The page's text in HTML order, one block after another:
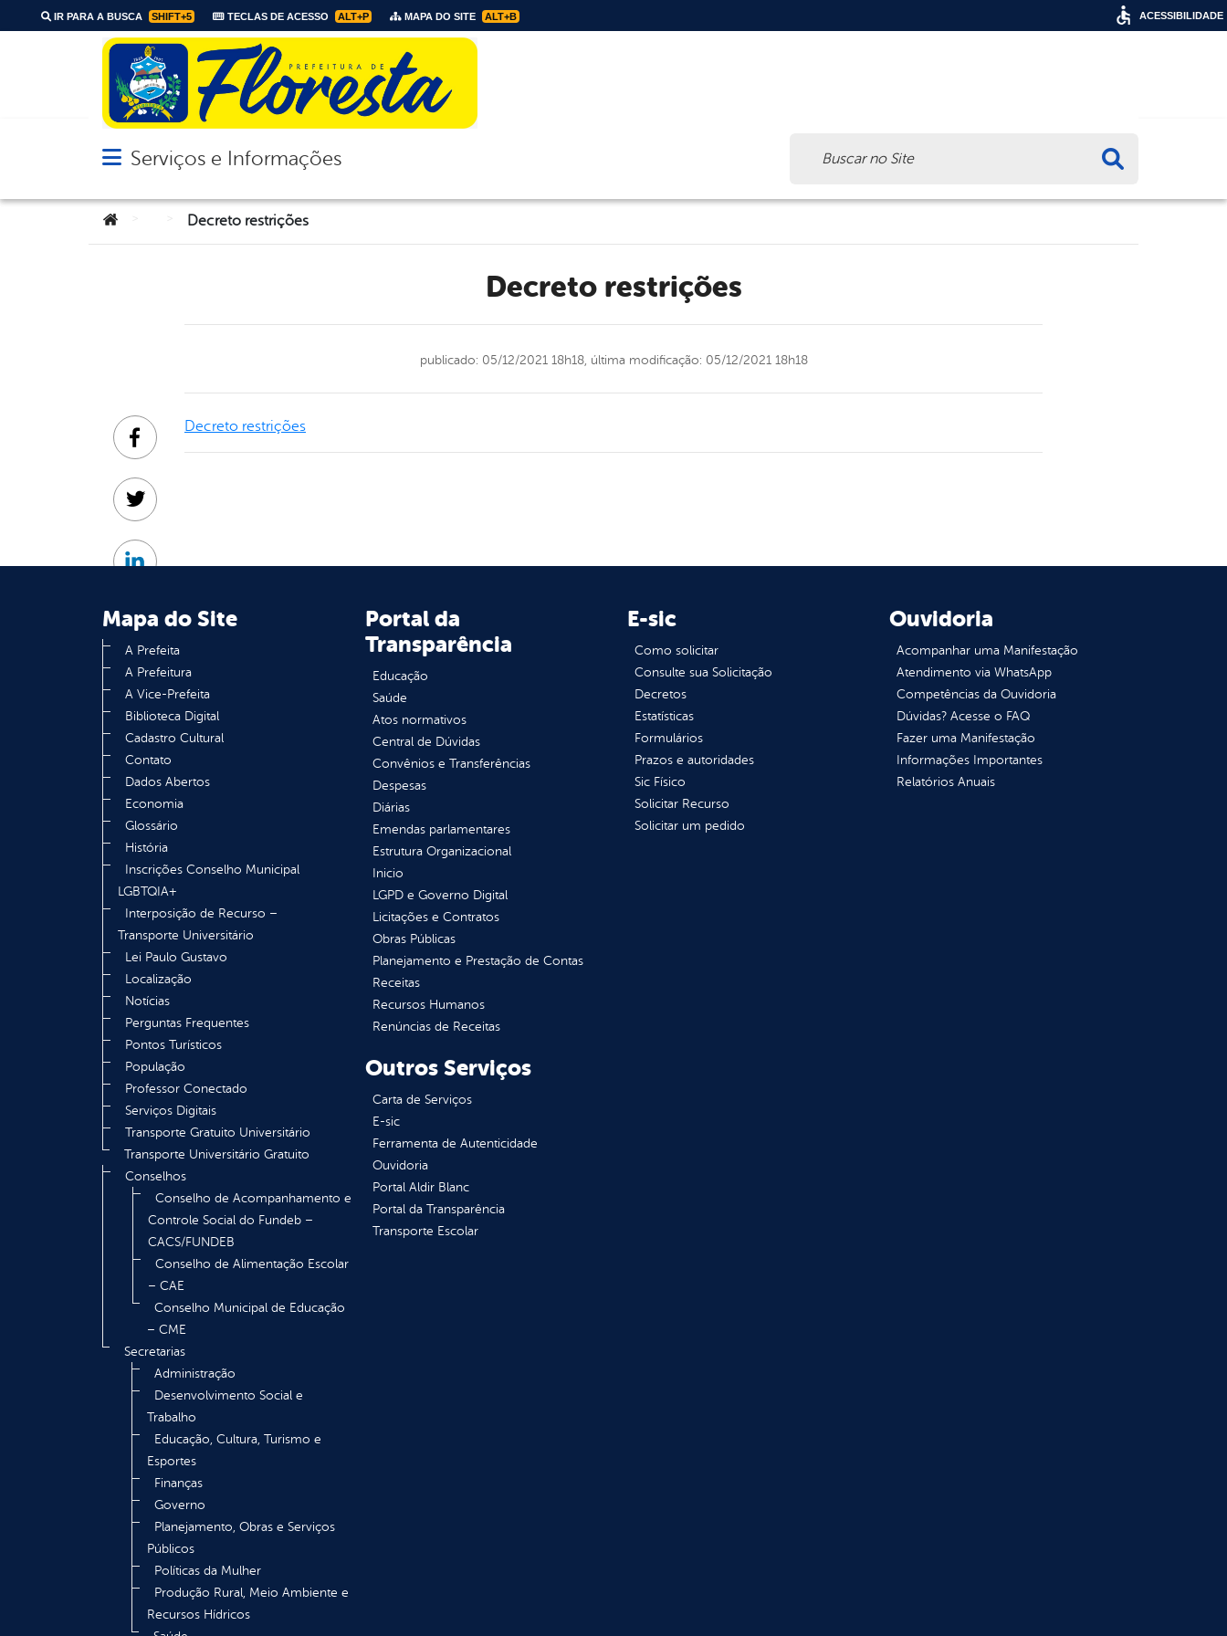
IR PARA A BUSCA SHIFT+5 TECLAS DE ACESSO ALT+P MAPA DO SITE ALT+B
Abrir menu principal de navegação
Serviços e Informações
Você está aqui:Decreto restrições
Decreto restrições
publicado: 05/12/2021 18h18, última modificação: 05/12/2021 18h18
Decreto restrições
Facebook
Twitter
Linkedin
Mapa do Site
A Prefeita
A Prefeitura
A Vice-Prefeita
Biblioteca Digital
Cadastro Cultural
Contato
Dados Abertos
Economia
Glossário
História
Inscrições Conselho Municipal
LGBTQIA+
Interposição de Recurso –
Transporte Universitário
Lei Paulo Gustavo
Localização
Notícias
Perguntas Frequentes
Pontos Turísticos
População
Professor Conectado
Serviços Digitais
Transporte Gratuito Universitário
Transporte Universitário Gratuito
Conselhos
Conselho de Acompanhamento e
Controle Social do Fundeb –
CACS/FUNDEB
Conselho de Alimentação Escolar
– CAE
Conselho Municipal de Educação
– CME
Secretarias
Administração
Desenvolvimento Social e
Trabalho
Educação, Cultura, Turismo e
Esportes
Finanças
Governo
Planejamento, Obras e Serviços
Públicos
Políticas da Mulher
Produção Rural, Meio Ambiente e
Recursos Hídricos
Portal da
Transparência
Educação
Saúde
Atos normativos
Central de Dúvidas
Convênios e Transferências
Despesas
Diárias
Emendas parlamentares
Estrutura Organizacional
Inicio
LGPD e Governo Digital
Licitações e Contratos
Obras Públicas
Planejamento e Prestação de Contas
Receitas
Recursos Humanos
Renúncias de Receitas
E-sic
Como solicitar
Consulte sua Solicitação
Decretos
Estatísticas
Formulários
Prazos e autoridades
Sic Físico
Solicitar Recurso
Solicitar um pedido
Ouvidoria
Acompanhar uma Manifestação
Atendimento via WhatsApp
Competências da Ouvidoria
Dúvidas? Acesse o FAQ
Fazer uma Manifestação
Informações Importantes
Relatórios Anuais
Outros Serviços
Carta de Serviços
E-sic
Ferramenta de Autenticidade
Ouvidoria
Portal Aldir Blanc
Portal da Transparência
Transporte Escolar
ACESSIBILIDADE